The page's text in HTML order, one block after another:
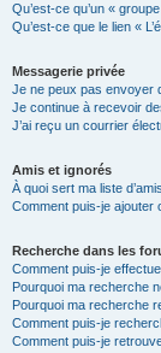
Qu’est-ce qu’un «
Qu’est-ce que le lien «
Messagerie privée
Je ne peux pas envoyer
Je continue à recevoir
J’ai reçu un courrier
Amis et ignorés
À quoi sert ma liste
Comment puis-je ajouter
Recherche dans les
Comment puis-je
Pourquoi ma recherche
Pourquoi ma recherche
Comment puis-je
Comment puis-je